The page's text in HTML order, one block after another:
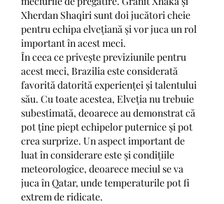
Xherdan Shaqiri sunt doi jucători cheie
pentru echipa elvețiană și vor juca un rol
important în acest meci.
În ceea ce privește previziunile pentru
acest meci, Brazilia este considerată
favorită datorită experienței și talentului
său. Cu toate acestea, Elveția nu trebuie
subestimată, deoarece au demonstrat că
pot ține piept echipelor puternice și pot
crea surprize. Un aspect important de
luat în considerare este și condițiile
meteorologice, deoarece meciul se va
juca în Qatar, unde temperaturile pot fi
extrem de ridicate.